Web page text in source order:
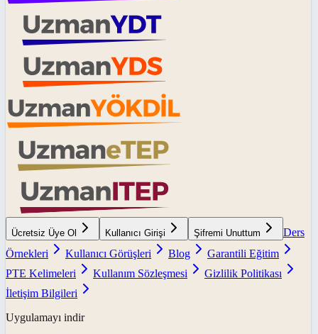
Ücretsiz Üye Ol Kullanıcı Girişi Şifremi Unuttum
Ders
Örnekleri
Kullanıcı Görüşleri Blog
Garantili Eğitim
PTE Kelimeleri
Kullanım Sözleşmesi
Gizlilik Politikası
İletişim Bilgileri
Uygulamayı indir